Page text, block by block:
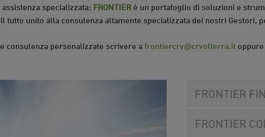
specializzata: FRONTIER è un portafoglio di soluzioni e
tutto unito alla consulenza altamente specializzata dei nostri
consulenza personalizzate scrivere afrontiercrv@crvolterra.it
FRONTIER
FRONTIER